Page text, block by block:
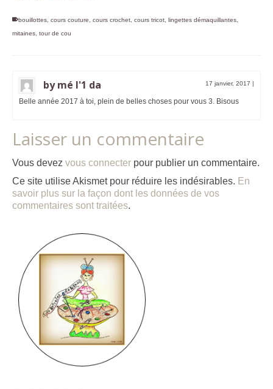
bouillottes cours couture cours crochet cours tricot lingettes démaquillantes
mitaines tour de cou
by mé l'1 da 17 janvier, 2017 |
Belle année 2017 à toi, plein de belles choses pour vous 3. Bisous
Laisser un commentaire
Vous devez vous connecter pour publier un commentaire.
Ce site utilise Akismet pour réduire les indésirables. En
savoir plus sur la façon dont les données de vos
commentaires sont traitées.